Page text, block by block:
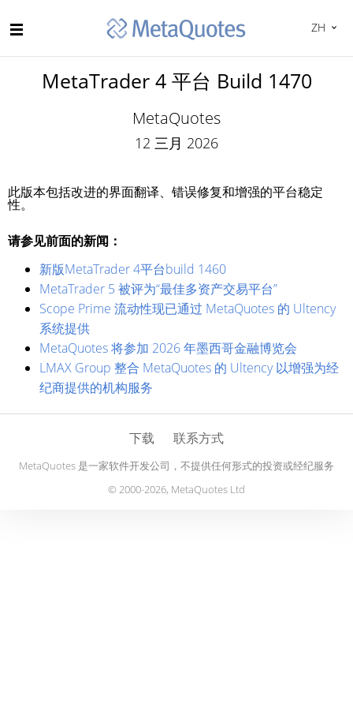
ZH
MetaTrader 4 平台 Build 1470
MetaQuotes
12 三月 2026
此版本包括改进的界面翻译、错误修复和增强的平台稳定
性。
请参见前面的新闻：
新版MetaTrader 4平台build 1460
MetaTrader 5 被评为“最佳多资产交易平台”
Scope Prime 流动性现已通过 MetaQuotes 的 Ultency
系统提供
MetaQuotes 将参加 2026 年墨西哥金融博览会
LMAX Group 整合 MetaQuotes 的 Ultency 以增强为经
纪商提供的机构服务
下载 联系方式
MetaQuotes 是一家软件开发公司，不提供任何形式的投资或经纪服务
© 2000-2026, MetaQuotes Ltd